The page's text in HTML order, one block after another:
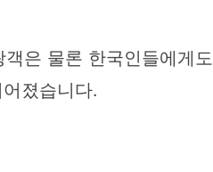
은 물론 한국인들에게
졌습니다.